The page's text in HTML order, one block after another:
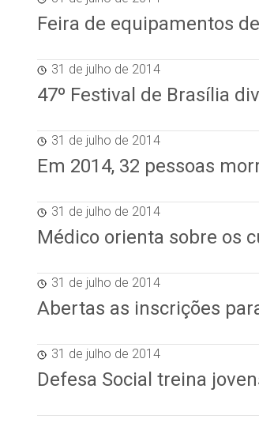
Feira de equipamentos
31 de julho de 2014
47º Festival de Brasília
31 de julho de 2014
Em 2014, 32 pessoas
31 de julho de 2014
Médico orienta sobre os
31 de julho de 2014
Abertas as inscrições
31 de julho de 2014
Defesa Social treina